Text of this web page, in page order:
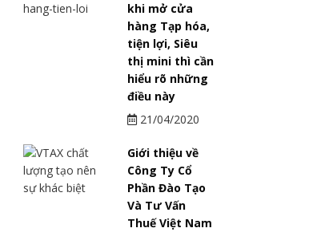
khi mở cửa
hàng Tạp hóa,
tiện lợi, Siêu
thị mini thì cần
hiểu rõ những
điều này
21/04/2020
Giới thiệu về
Công Ty Cổ
Phần Đào Tạo
Và Tư Vấn
Thuế Việt Nam